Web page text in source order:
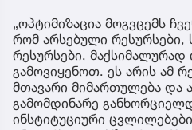
„ოპტიმიზაცია მოგვცემს
რომ არსებული რესურსები,
რესურსები,
გამოვიყენოთ. ეს არის ამ
მთავარი მიმართულება და
გამომდინარე
ინსტიტუციური